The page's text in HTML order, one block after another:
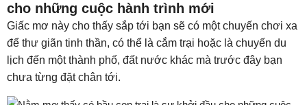
cho những cuộc hành trình mới
Giấc mơ này cho thấy sắp tới bạn sẽ có một chuyến chơi xa
để thư giãn tinh thần, có thể là cắm trại hoặc là chuyến du
lịch đến một thành phố, đất nước khác mà trước đây bạn
chưa từng đặt chân tới.